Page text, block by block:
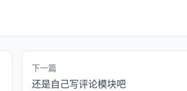
下一篇
还是自己写评论模块吧